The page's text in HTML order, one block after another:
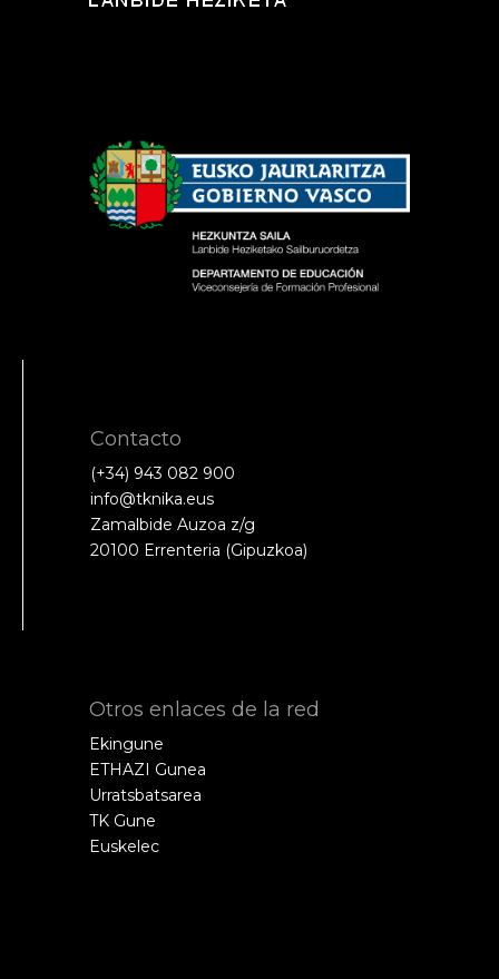
Contacto
(+34) 943 082 900
info@tknika.eus
Zamalbide Auzoa z/g
20100 Errenteria (Gipuzkoa)
Otros enlaces de la red
Ekingune
ETHAZI Gunea
Urratsbatsarea
TK Gune
Euskelec